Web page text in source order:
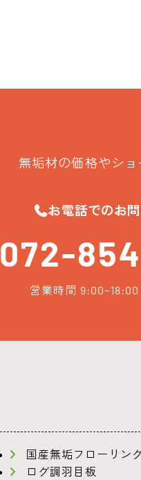
無垢材の価格やショ
お電話でのお
072-
営業時間 9:00~18:00
国産無垢フローリン
ログ調羽目板